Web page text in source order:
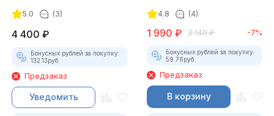
5.0 (3)
4 400 ₽
Бонусных рублей за покупку:
132.13руб.
Предзаказ
Уведомить
4.8 (4)
1 990 ₽ 2 140 ₽ -7%
Бонусных рублей за покупку:
59.76руб.
Предзаказ
В корзину